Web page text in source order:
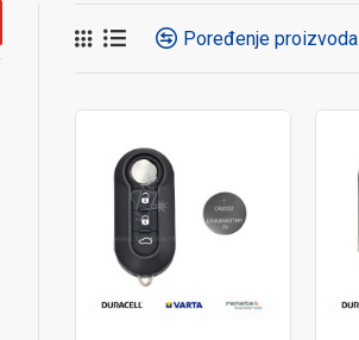
Poređenje proizvoda